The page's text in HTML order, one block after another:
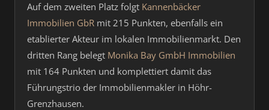
Auf dem zweiten Platz folgt Kannenbäcker
Immobilien GbR mit 215 Punkten, ebenfalls ein
etablierter Akteur im lokalen Immobilienmarkt. Den
dritten Rang belegt Monika Bay GmbH Immobilien
mit 164 Punkten und komplettiert damit das
Führungstrio der Immobilienmakler in Höhr-
Grenzhausen.